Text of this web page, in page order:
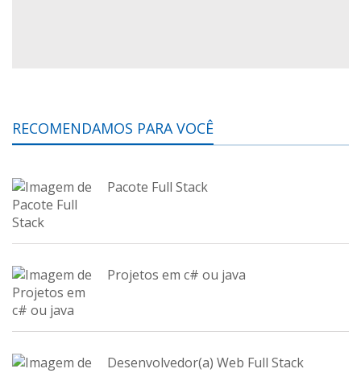
RECOMENDAMOS PARA VOCÊ
Pacote Full Stack
Projetos em c# ou java
Desenvolvedor(a) Web Full Stack